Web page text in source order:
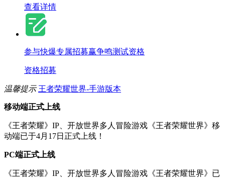
查看详情
参与快爆专属招募赢争鸣测试资格
资格招募
温馨提示 王者荣耀世界-手游版本
移动端正式上线
《王者荣耀》IP、开放世界多人冒险游戏《王者荣耀世界》移
动端已于4月17日正式上线！
PC端正式上线
《王者荣耀》IP、开放世界多人冒险游戏《王者荣耀世界》已